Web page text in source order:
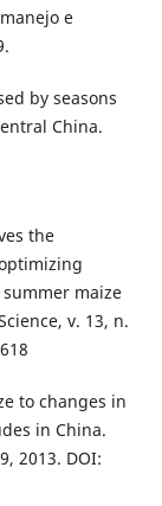
e
by seasons
China.
the
maize
v. 13, n.
to changes in
in China.
2013. DOI: